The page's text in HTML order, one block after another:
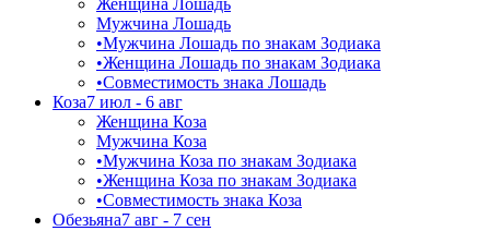
Мужчина Лошадь
•Мужчина Лошадь по знакам Зодиака
•Женщина Лошадь по знакам Зодиака
•Совместимость знака Лошадь
Коза7 июл - 6 авг
Женщина Коза
Мужчина Коза
•Мужчина Коза по знакам Зодиака
•Женщина Коза по знакам Зодиака
•Совместимость знака Коза
Обезьяна7 авг - 7 сен